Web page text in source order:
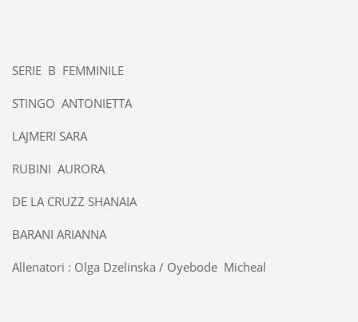
SERIE B FEMMINILE
STINGO ANTONIETTA
LAJMERI SARA
RUBINI AURORA
DE LA CRUZZ SHANAIA
BARANI ARIANNA
Allenatori : Olga Dzelinska / Oyebode Micheal